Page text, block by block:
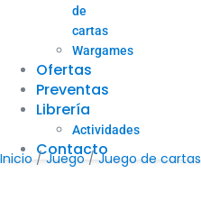
de
cartas
Wargames
Ofertas
Preventas
Librería
Actividades
Contacto
Inicio /Juego/Juego de cartas